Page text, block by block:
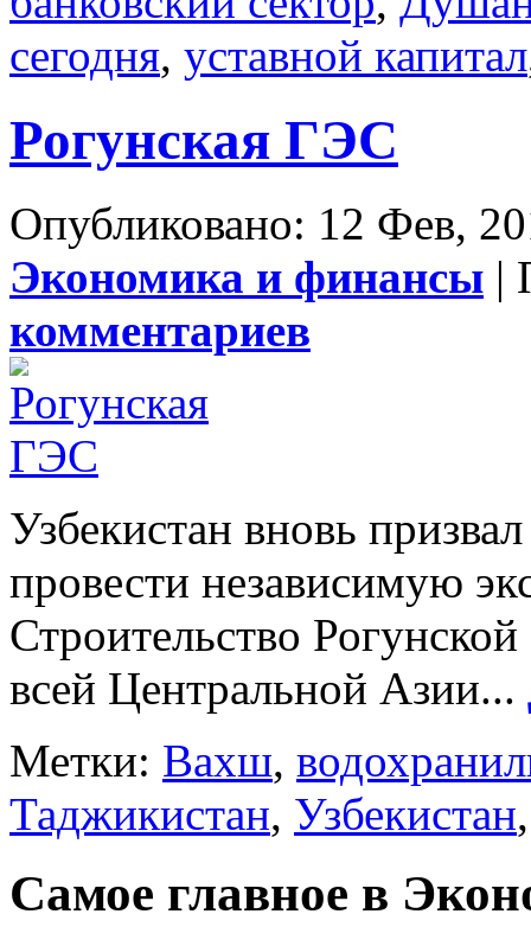
сегодня, уставной капитал
Рогунская ГЭС
Опубликовано: 12 Фев,
Экономика и финансы |
комментариев
Узбекистан вновь
провести независимую
Строительство
всей Центральной Азии...
Метки: Вахш,
Таджикистан, Узбекистан
Самое главное в